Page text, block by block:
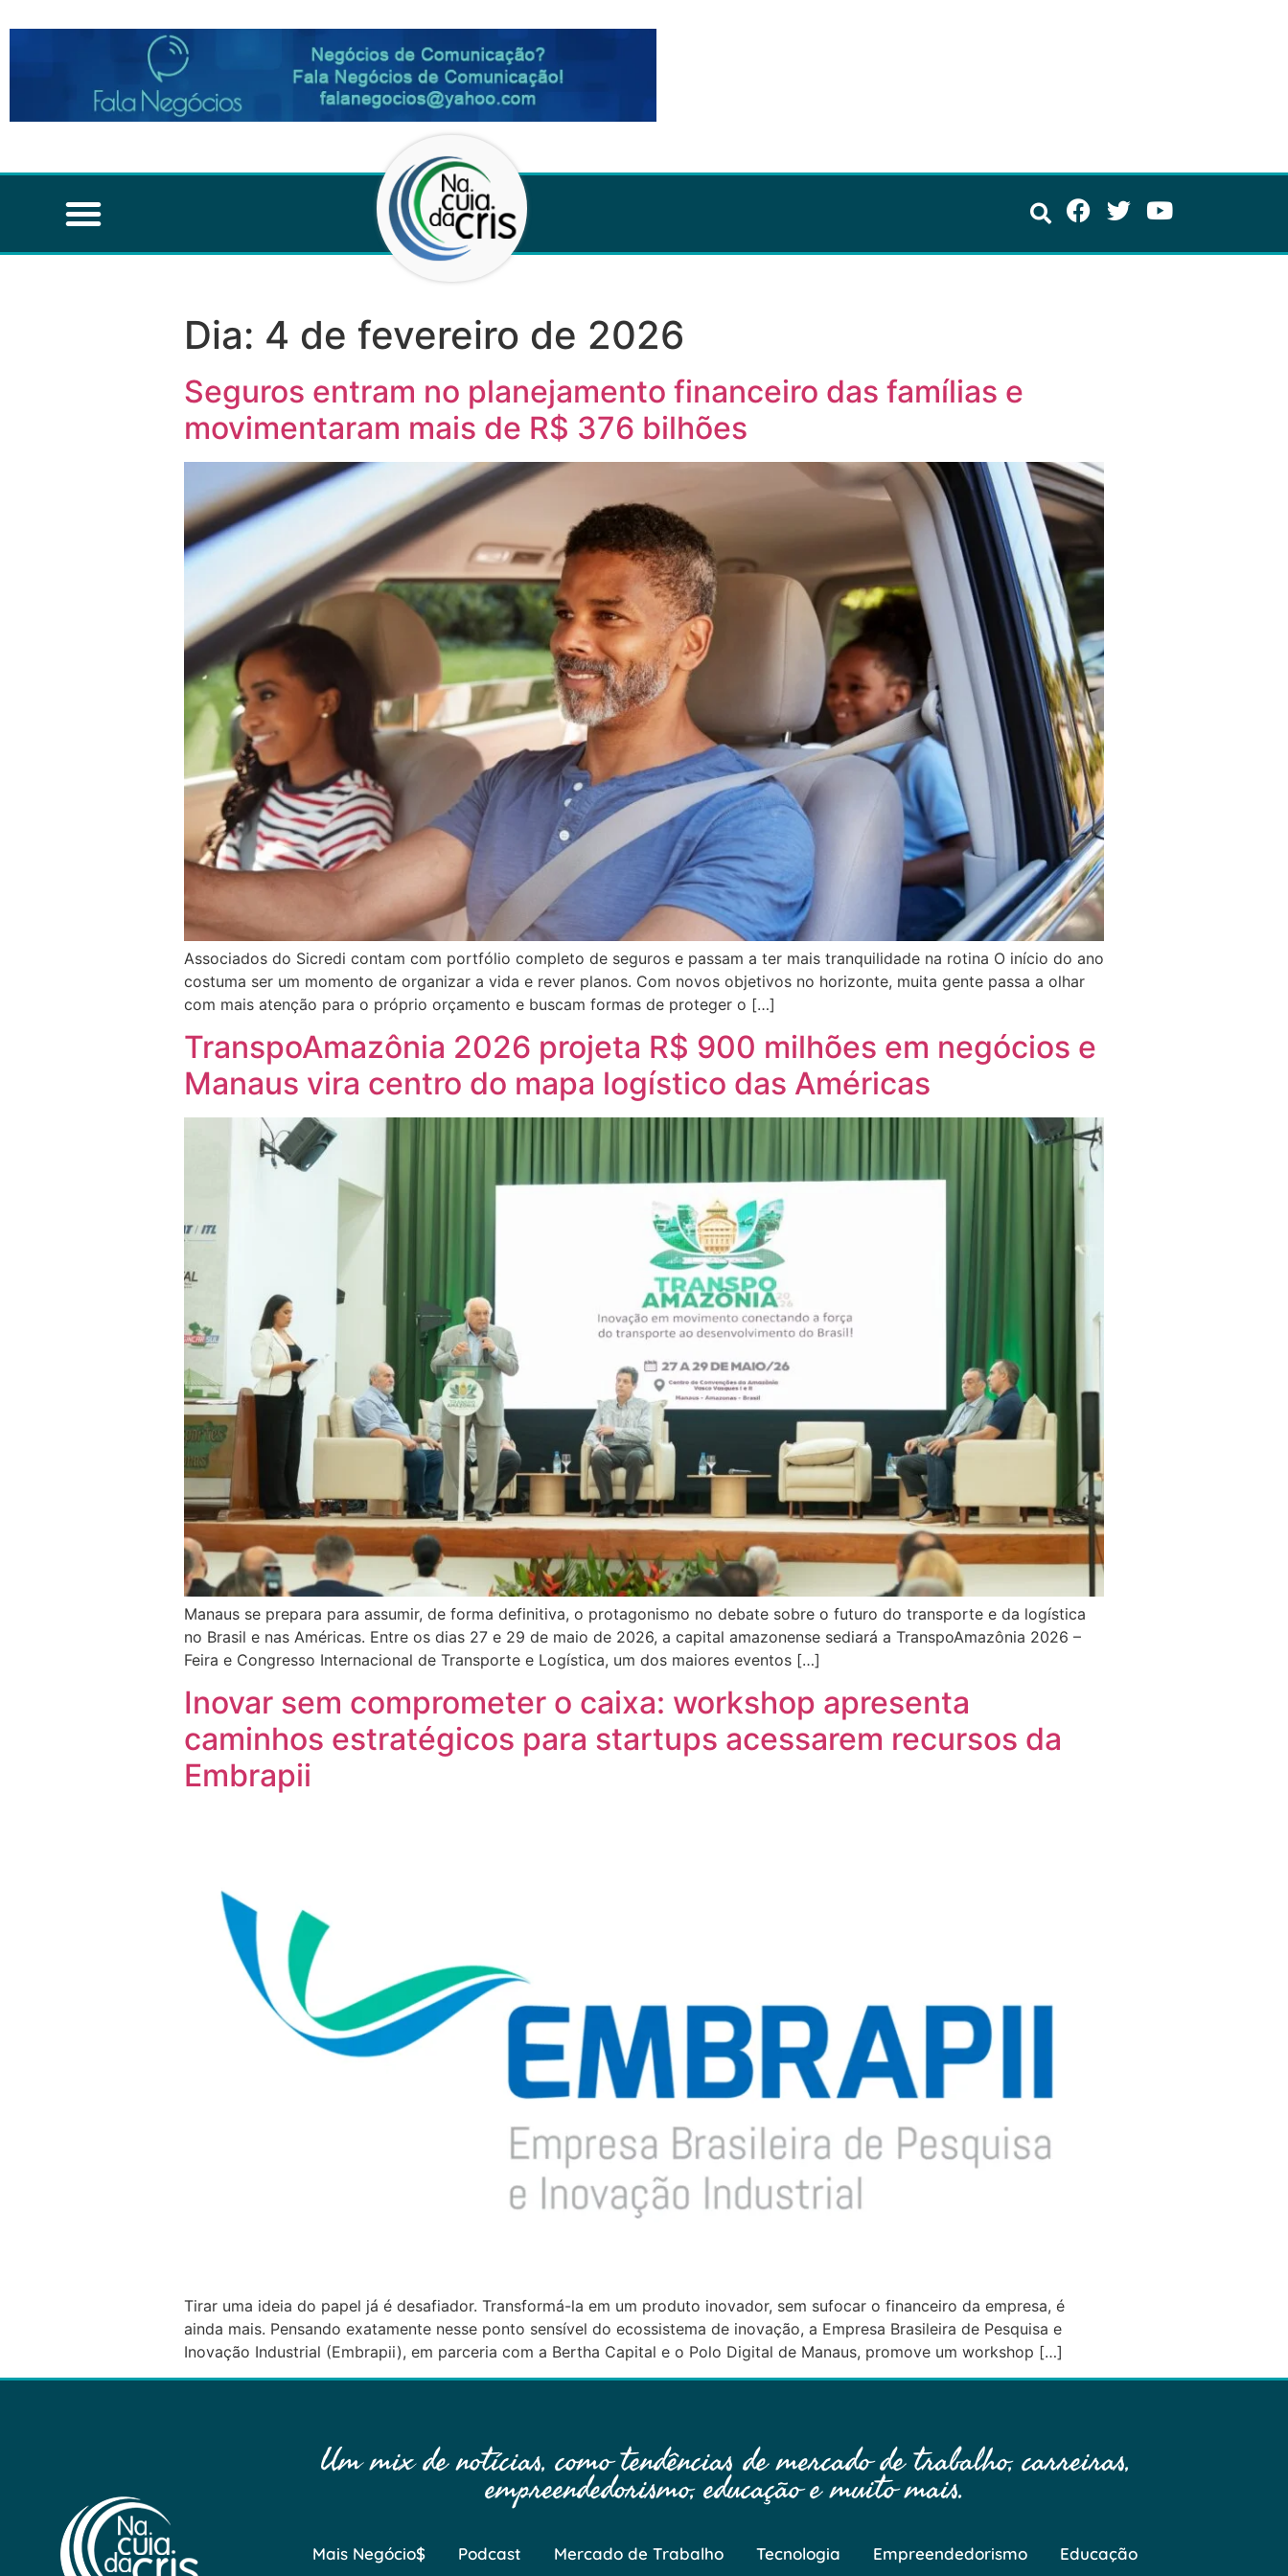
Dia: 4 de fevereiro de 2026
Seguros entram no planejamento financeiro das famílias e
movimentaram mais de R$ 376 bilhões
Associados do Sicredi contam com portfólio completo de seguros e passam a ter mais tranquilidade na rotina O início do ano
costuma ser um momento de organizar a vida e rever planos. Com novos objetivos no horizonte, muita gente passa a olhar
com mais atenção para o próprio orçamento e buscam formas de proteger o […]
TranspoAmazônia 2026 projeta R$ 900 milhões em negócios e
Manaus vira centro do mapa logístico das Américas
Manaus se prepara para assumir, de forma definitiva, o protagonismo no debate sobre o futuro do transporte e da logística
no Brasil e nas Américas. Entre os dias 27 e 29 de maio de 2026, a capital amazonense sediará a TranspoAmazônia 2026 –
Feira e Congresso Internacional de Transporte e Logística, um dos maiores eventos […]
Inovar sem comprometer o caixa: workshop apresenta
caminhos estratégicos para startups acessarem recursos da
Embrapii
Tirar uma ideia do papel já é desafiador. Transformá-la em um produto inovador, sem sufocar o financeiro da empresa, é
ainda mais. Pensando exatamente nesse ponto sensível do ecossistema de inovação, a Empresa Brasileira de Pesquisa e
Inovação Industrial (Embrapii), em parceria com a Bertha Capital e o Polo Digital de Manaus, promove um workshop […]
Um mix de notícias, como tendências de mercado de trabalho, carreiras,
empreendedorismo, educação e muito mais.
Mais Negócio$ Podcast Mercado de Trabalho Tecnologia Empreendedorismo Educação